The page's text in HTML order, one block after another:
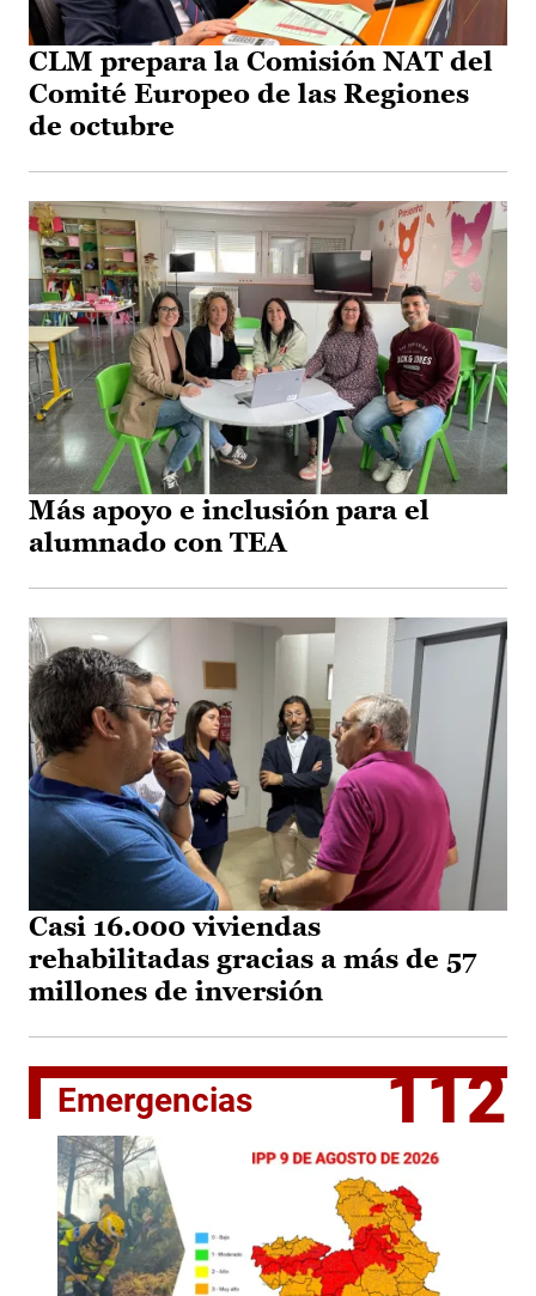
CLM prepara la Comisión NAT del
Comité Europeo de las Regiones
de octubre
Más apoyo e inclusión para el
alumnado con TEA
Casi 16.000 viviendas
rehabilitadas gracias a más de 57
millones de inversión
Emergencias 112